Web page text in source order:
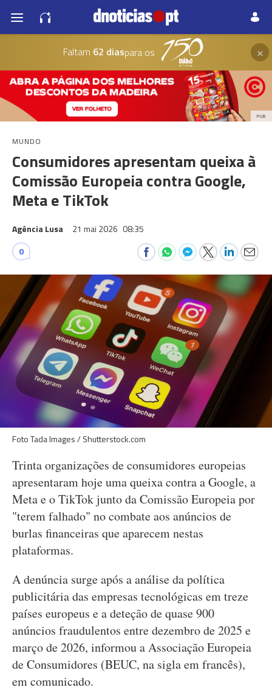
Faltam 62 diaspara os ×
PUB
MUNDO
Consumidores apresentam queixa à
Comissão Europeia contra Google,
Meta e TikTok
Agência Lusa 21 mai 2026 08:35
0
Foto Tada Images / Shutterstock.com
Trinta organizações de consumidores europeias
apresentaram hoje uma queixa contra a Google, a
Meta e o TikTok junto da Comissão Europeia por
"terem falhado" no combate aos anúncios de
burlas financeiras que aparecem nestas
plataformas.
A denúncia surge após a análise da política
publicitária das empresas tecnológicas em treze
países europeus e a deteção de quase 900
anúncios fraudulentos entre dezembro de 2025 e
março de 2026, informou a Associação Europeia
de Consumidores (BEUC, na sigla em francês),
em comunicado.